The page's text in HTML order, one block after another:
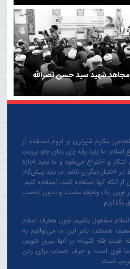
مجاهد شهید سید حسن نصرالله
مکارم شیرازی بر لزوم استفاده از
ما باید پابه پای زمان جلو برویم،
و اختراع می‌شود و ما نباید اجازه
اختیار دیگران باشد. ما باید پیش‌گام
آنکه آنها استفاده کنند، استفاده کنیم.
نوین یک وظیفه ماست و بدون تعصب
بگذاریم.
اسلام مشغول باشیم، چون معارف اسلام
هستند، بنابر این ما می‌توانیم به
فئة کثیرة» بر آنها پیروز شویم،
قوی است و حرف حساب برای زدن
است.